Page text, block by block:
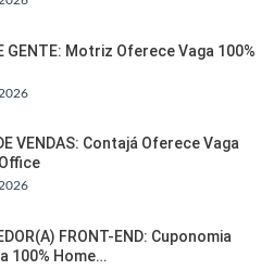
GENTE: Motriz Oferece Vaga 100%
VENDAS: Contajá Oferece Vaga
FRONT-END: Cuponomia
100% Home…